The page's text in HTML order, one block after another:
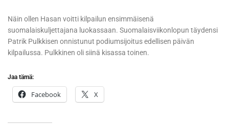
Näin ollen Hasan voitti kilpailun ensimmäisenä
suomalaiskuljettajana luokassaan. Suomalaisviikonlopun täydensi
Patrik Pulkkisen onnistunut podiumsijoitus edellisen päivän
kilpailussa. Pulkkinen oli siinä kisassa toinen.
Jaa tämä:
Facebook X